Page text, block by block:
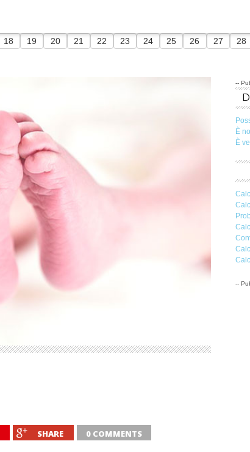
18 19 20 21 22 23 24 25 26 27 28
SHARE 0 COMMENTS
--
È
È
--